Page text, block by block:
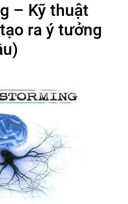
– Kỹ thuật
ra ý tưởng